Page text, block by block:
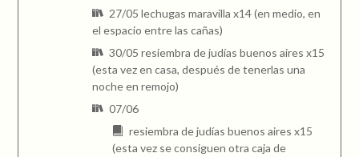
27/05 lechugas maravilla x14 (en medio, en
el espacio entre las cañas)
30/05 resiembra de judías buenos aires x15
(esta vez en casa, después de tenerlas una
noche en remojo)
07/06
resiembra de judías buenos aires x15
(esta vez se consiguen otra caja de